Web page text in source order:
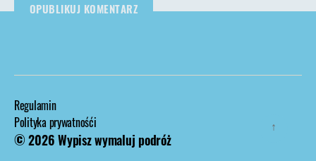
Regulamin
Polityka prywatnośći
© 2026Wypisz wymaluj podróż
↑